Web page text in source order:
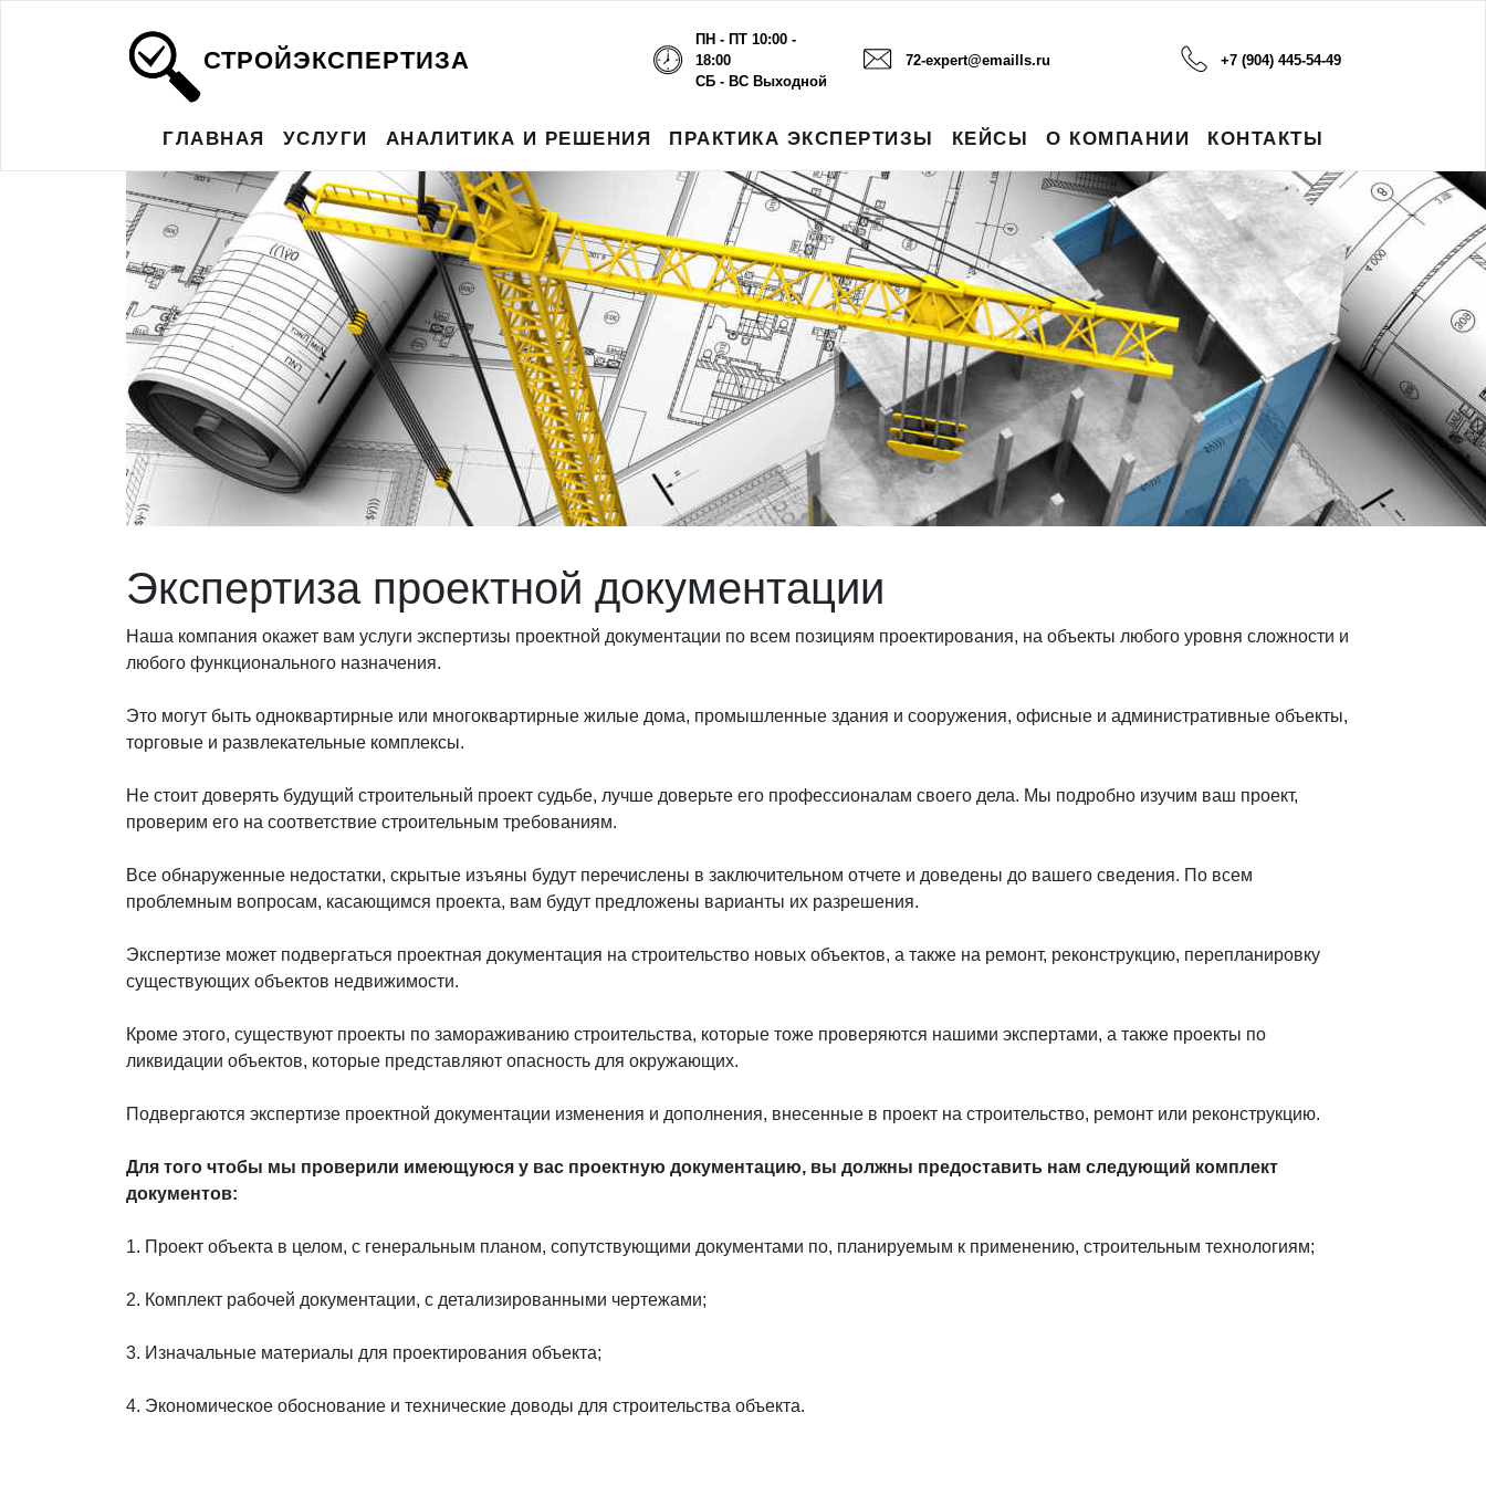
СТРОЙЭКСПЕРТИЗА
ПН - ПТ 10:00 -
18:00
СБ - ВС Выходной
72-expert@emaills.ru +7 (904) 445-54-49
ГЛАВНАЯ УСЛУГИ АНАЛИТИКА И РЕШЕНИЯ ПРАКТИКА ЭКСПЕРТИЗЫ КЕЙСЫ О КОМПАНИИ КОНТАКТЫ
Экспертиза проектной документации
Наша компания окажет вам услуги экспертизы проектной документации по всем позициям проектирования, на объекты любого уровня сложности и
любого функционального назначения.
Это могут быть одноквартирные или многоквартирные жилые дома, промышленные здания и сооружения, офисные и административные объекты,
торговые и развлекательные комплексы.
Не стоит доверять будущий строительный проект судьбе, лучше доверьте его профессионалам своего дела. Мы подробно изучим ваш проект,
проверим его на соответствие строительным требованиям.
Все обнаруженные недостатки, скрытые изъяны будут перечислены в заключительном отчете и доведены до вашего сведения. По всем
проблемным вопросам, касающимся проекта, вам будут предложены варианты их разрешения.
Экспертизе может подвергаться проектная документация на строительство новых объектов, а также на ремонт, реконструкцию, перепланировку
существующих объектов недвижимости.
Кроме этого, существуют проекты по замораживанию строительства, которые тоже проверяются нашими экспертами, а также проекты по
ликвидации объектов, которые представляют опасность для окружающих.
Подвергаются экспертизе проектной документации изменения и дополнения, внесенные в проект на строительство, ремонт или реконструкцию.
Для того чтобы мы проверили имеющуюся у вас проектную документацию, вы должны предоставить нам следующий комплект
документов:
1. Проект объекта в целом, с генеральным планом, сопутствующими документами по, планируемым к применению, строительным технологиям;
2. Комплект рабочей документации, с детализированными чертежами;
3. Изначальные материалы для проектирования объекта;
4. Экономическое обоснование и технические доводы для строительства объекта.